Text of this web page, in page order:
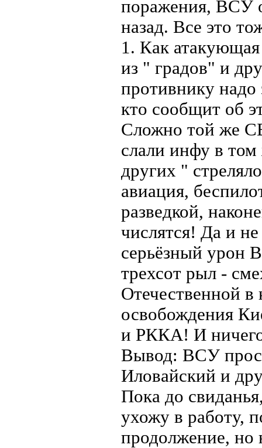
поражения, ВСУ
назад. Все это
1. Как
из " градов" и
противнику надо
кто сообщит об
Сложно той же
слали инфу в том
других "
авиация,
разведкой,
числятся! Да и
серьёзный урон
трехсот рыл -
Отечественной
освобождения
и РККА! И
Вывод: ВСУ
Иловайский и
Пока до
ухожу в работу,
продолжение, но